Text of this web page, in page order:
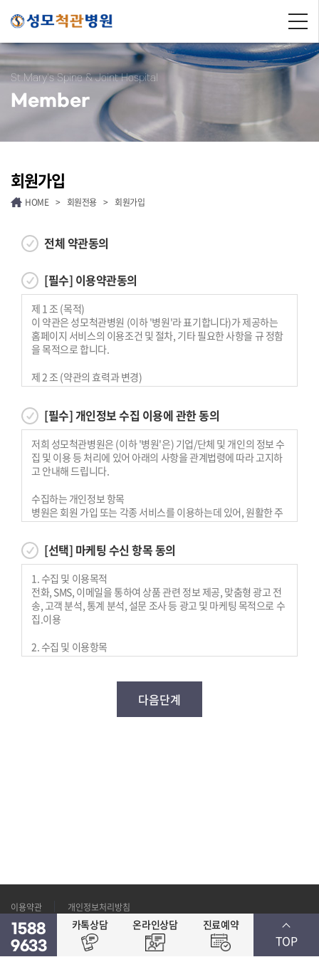
St.Mary's Spine & Joint Hospital
Member
회원가입
HOME > 회원전용 > 회원가입
전체 약관동의
[필수] 이용약관동의
제 1 조 (목적)
이 약관은 성모척관병원 (이하 '병원'라 표기합니다)가 제공하는
홈페이지 서비스의 이용조건 및 절차, 기타 필요한 사항을 규 정함
을 목적으로 합니다.
제 2 조 (약관의 효력과 변경)
1. 이 약관은 이용자에게 공지함으로써 효력을 발생합니다.
2. 이 약관의 내용은 서비스 화면 내에 게시하며 약관의 변경 사항
이 있을 경우 병원의 온라인 공지사항을 통해 공지합니다.
3. 병원은 필요하다고 인정되는 경우 이 약관을 개정할 수 있으며
변경된 약관은 제 1 항과 같은 방법으로 효력을 발생합니다.
제 3 조 (약관적용외 준칙)
관과 함께 적용됩니다.
2. 이 약관에 명시되지 않은 사항이 관계법령에 규정되어 있을 경
우에는 그 규정에 따릅니다.
제 4 조 (정의)
이 약관에서 사용하는 용어의 정의는 다음과 같습니다.
1. "이용자"란 "홈페이지"에 접속하여 이 약관에 따라 "홈페이지"
가 제공하는 서비스를 받는 개인회원 및 법인회원을 말합니다.
2. "가입"이란 당사가 제공하는 신청서 양식에 해당 정보를 가입하
말합니다.
3. "회원"이란 "홈페이지"에 개인 및 법인정보를 제공하여 회원등
며 해당 서비스를 계속적으로 이용할 수 있는 자를 말합니다.
4. "ID"란 회원식별과 회원의 서비스 이용을 위하여 회원이 신청
자의 약관내용에 대한 동의로 성립됩니다.
4. 이용자의 회원등록 후 해당하는 조건이 갖추어진 신청자에게는
신청 즉시 온라인상으로 등록사실을 알리는 화면을 보여줍니
다.
[필수] 개인정보 수집 이용에 관한 동의
저희 성모척관병원은 (이하 '병원'은) 기업/단체 및 개인의 정보 수
집 및 이용 등 처리에 있어 아래의 사항을 관계법령에 따라 고지하
고 안내해 드립니다.
수집하는 개인정보 항목
병원은 회원 가입 또는 각종 서비스를 이용하는데 있어, 원활한 주
문과 서비스 접수, 물품 배송, 대금 결제 등 회원에게 편리하고 유
익한 맞춤정보를 제공하기 위해서 최소한의 개인정보를 수집하여
이용하고 있습니다.
수집항목 : 이름, 생년월일, 성별, 로그인ID, 비밀번호, 자택 전화번
호, 자택 주소, 휴대전화번호, 이메일, 쿠키, 결제기록, 접속 로그,
접속 IP 정보
개인정보 수집방법 : 홈페이지(회원가입)
병원은 수집한 개인정보를 다음의 목적을 위해 활용합니다.
콘텐츠 제공, 구매 및 요금 결제 , 물품배송 또는 청구지 등 발송, 금
융거래 본인 인증 및 금융 서비스
원칙적으로, 개인정보 수집 및 이용목적이 달성된 후에는 해당 정
필요가 있는 경우 병원은 아래와 같이 관계법령에서 정한 일정한
기간 동안 회원정보를 보관합니다.
보존 항목 및 결제기록 보존 근거
[선택] 마케팅 수신 항목 동의
1. 수집 및 이용목적
전화, SMS, 이메일을 통하여 상품 관련 정보 제공, 맞춤형 광고 전
송, 고객 분석, 통계 분석, 설문 조사 등 광고 및 마케팅 목적으로 수
집.이용
2. 수집 및 이용항목
이름, 성별, 생년월일, 휴대폰번호, 이메일 주소, 서비스 수집·이용
회원탈퇴 신청 후 5일까지 / 서비스 이용 해지 시까지 보유·이용
1588
9633
카톡상담 온라인상담 진료예약
TOP
이용약관 개인정보처리방침